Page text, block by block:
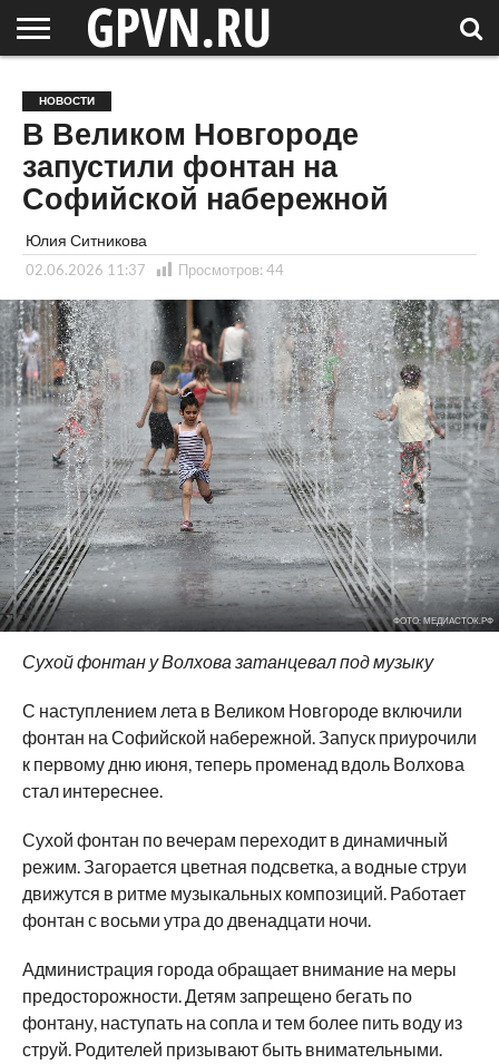
ОБЛАСТЬ
НОВОСТИ
СОСЕДЕЙ
РОССИЯ
/ МИР
СПЕЦПРОЕКТЫ
БЛОГ
СТАТЬИ
ФОТОРЕПОРТАЖИ
ИНТЕРВЬЮ
ОБЪЕКТЫ
ПОДБОРКИ
НОВОСТИ
В Великом Новгороде
запустили фонтан на
Софийской набережной
Юлия Ситникова
02.06.2026 11:37 Просмотров: 44
ФОТО: МЕДИАСТОК.РФ
Сухой фонтан у Волхова затанцевал под музыку
С наступлением лета в Великом Новгороде включили
фонтан на Софийской набережной. Запуск приурочили
к первому дню июня, теперь променад вдоль Волхова
стал интереснее.
Сухой фонтан по вечерам переходит в динамичный
режим. Загорается цветная подсветка, а водные струи
движутся в ритме музыкальных композиций. Работает
фонтан с восьми утра до двенадцати ночи.
Администрация города обращает внимание на меры
предосторожности. Детям запрещено бегать по
фонтану, наступать на сопла и тем более пить воду из
струй. Родителей призывают быть внимательными.